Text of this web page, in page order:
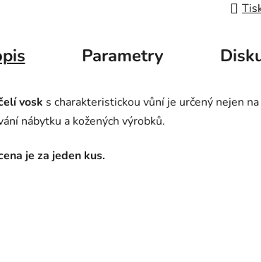
Parametry
vosk s charakteristickou vůní je určený nejen
nábytku a kožených výrobků.
je za jeden kus.